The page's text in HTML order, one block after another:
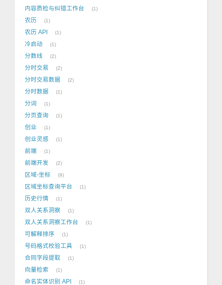
内容质检与纠错工作台 1
农历 1
农历 API 1
冷启动 1
分数线 2
分时交易 2
分时交易数据 2
分时数据 1
分词 1
分页查询 1
创业 1
创业灵感 1
前端 1
前端开发 2
区域-坐标 9
区域坐标查询平台 1
历史行情 1
双人关系洞察 1
双人关系洞察工作台 1
可解释排序 1
号码格式校验工具 1
合同字段提取 1
向量检索 1
命名实体识别 API 1